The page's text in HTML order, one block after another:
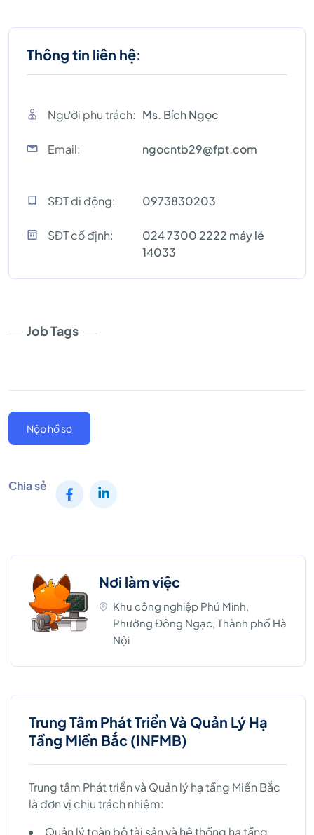
Thông tin liên hệ:
Người phụ trách: Ms. Bích Ngọc
Email: ngocntb29@fpt.com
SĐT di động: 0973830203
SĐT cố định:
024 7300 2222 máy lẻ
14033
Job Tags
Nộp hồ sơ
Chia sẻ
Nơi làm việc
Khu công nghiệp Phú Minh,
Phường Đông Ngạc, Thành phố Hà
Nội
Trung Tâm Phát Triển Và Quản Lý Hạ
Tầng Miền Bắc (INFMB)
Trung tâm Phát triển và Quản lý hạ tầng Miền Bắc
là đơn vị chịu trách nhiệm:
Quản lý toàn bộ tài sản và hệ thống hạ tầng